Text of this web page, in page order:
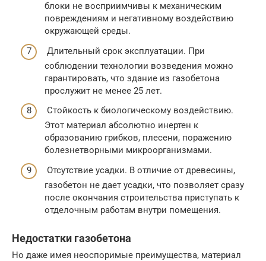
блоки не восприимчивы к механическим
повреждениям и негативному воздействию
окружающей среды.
Длительный срок эксплуатации. При
соблюдении технологии возведения можно
гарантировать, что здание из газобетона
прослужит не менее 25 лет.
Стойкость к биологическому воздействию.
Этот материал абсолютно инертен к
образованию грибков, плесени, поражению
болезнетворными микроорганизмами.
Отсутствие усадки. В отличие от древесины,
газобетон не дает усадки, что позволяет сразу
после окончания строительства приступать к
отделочным работам внутри помещения.
Недостатки газобетона
Но даже имея неоспоримые преимущества, материал